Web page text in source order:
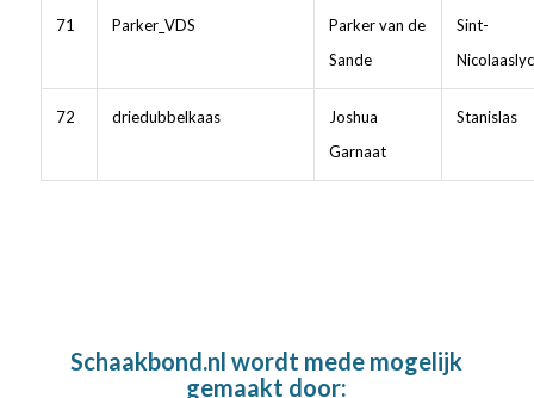
71 Parker_VDS
Parker van de
Sande
Sint-
72 driedubbelkaas
Joshua
Garnaat
Stanislas
Schaakbond.nl wordt mede mogelijk
gemaakt door: